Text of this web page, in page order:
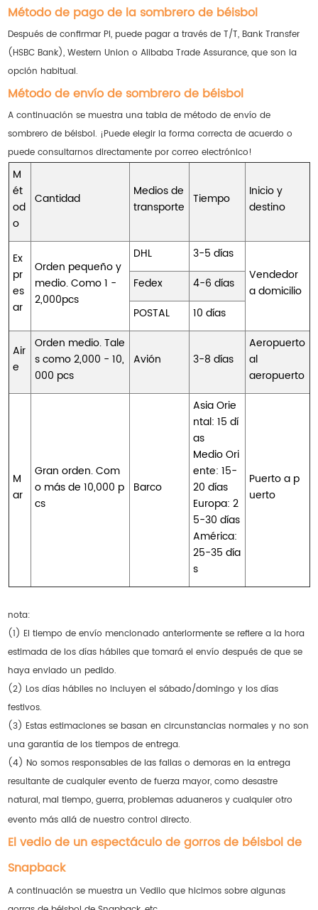
Método de pago de la sombrero de béisbol
Después de confirmar PI, puede pagar a través de T/T, Bank Transfer
(HSBC Bank), Western Union o Alibaba Trade Assurance, que son la
opción habitual.
Método de envío de sombrero de béisbol
A continuación se muestra una tabla de método de envío de
sombrero de béisbol. ¡Puede elegir la forma correcta de acuerdo o
puede consultarnos directamente por correo electrónico!
M
ét
od
o
Cantidad
Medios de
transporte
Tiempo
Inicio y
destino
Ex
pr
es
ar
Orden pequeño y
medio. Como 1 -
2,000pcs
DHL
3-5 días
Vendedor
a domicilio
Fedex
4-6 días
POSTAL
10 días
Air
e
Orden medio. Tale
s como 2,000 - 10,
000 pcs
Avión 3-8 días
Aeropuerto
al
aeropuerto
M
ar
Gran orden. Com
o más de 10,000 p
cs
Barco
Asia Orie
ntal: 15 dí
as
Medio Ori
ente: 15-
20 días
Europa: 2
5-30 días
América:
25-35 día
s
Puerto a p
uerto
nota:
(1) El tiempo de envío mencionado anteriormente se refiere a la hora
estimada de los días hábiles que tomará el envío después de que se
haya enviado un pedido.
(2) Los días hábiles no incluyen el sábado/domingo y los días
festivos.
(3) Estas estimaciones se basan en circunstancias normales y no son
una garantía de los tiempos de entrega.
(4) No somos responsables de las fallas o demoras en la entrega
resultante de cualquier evento de fuerza mayor, como desastre
natural, mal tiempo, guerra, problemas aduaneros y cualquier otro
evento más allá de nuestro control directo.
El vedio de un espectáculo de gorros de béisbol de
Snapback
A continuación se muestra un Vediio que hicimos sobre algunas